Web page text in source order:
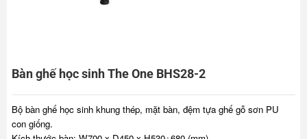
Bàn ghế học sinh The One BHS28-2
Bộ bàn ghế học sinh khung thép, mặt bàn, đệm tựa ghế gỗ sơn PU
con giống.